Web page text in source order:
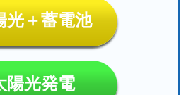
光＋蓄電池
陽光発電